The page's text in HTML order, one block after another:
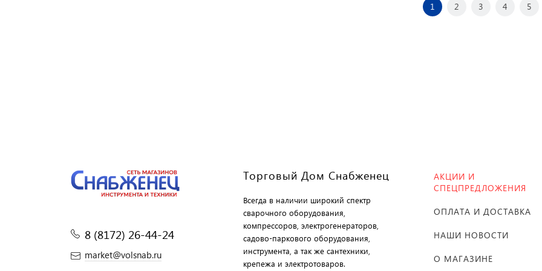
1 2 3 4 5
8 (8172) 26-44-24
market@volsnab.ru
Торговый Дом Снабженец
Всегда в наличии широкий спектр
сварочного оборудования,
компрессоров, электрогенераторов,
садово-паркового оборудования,
инструмента, а так же сантехники,
крепежа и электротоваров.
АКЦИИ И
СПЕЦПРЕДЛОЖЕНИЯ
ОПЛАТА И ДОСТАВКА
НАШИ НОВОСТИ
О МАГАЗИНЕ